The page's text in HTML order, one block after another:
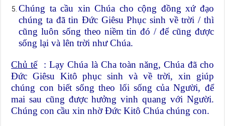
Chúng ta cầu xin Chúa cho cộng đồng xứ đạo
chúng ta đã tin Đức Giêsu Phục sinh về trời / thì
cũng luôn sống theo niềm tin đó / để cũng được
sống lại và lên trời như Chúa.
Chủ tế: Lạy Chúa là Cha toàn năng, Chúa đã cho
Đức Giêsu Kitô phục sinh và về trời, xin giúp
chúng con biết sống theo lối sống của Người, để
mai sau cũng được hưởng vinh quang với Người.
Chúng con cầu xin nhờ Đức Kitô Chúa chúng con.